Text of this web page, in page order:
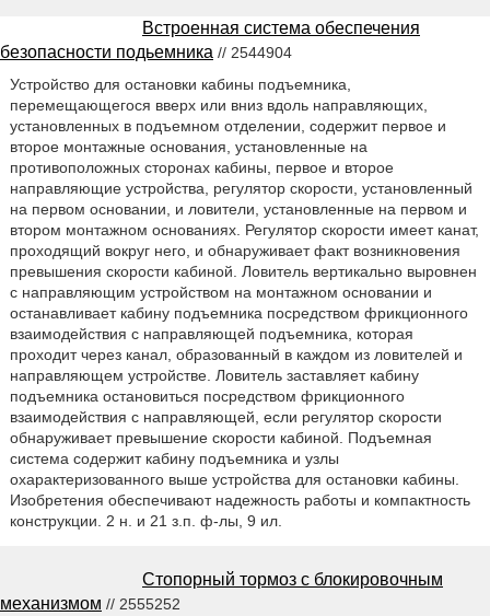
Встроенная система обеспечения
безопасности подьемника // 2544904
Устройство для остановки кабины подъемника,
перемещающегося вверх или вниз вдоль направляющих,
установленных в подъемном отделении, содержит первое и
второе монтажные основания, установленные на
противоположных сторонах кабины, первое и второе
направляющие устройства, регулятор скорости, установленный
на первом основании, и ловители, установленные на первом и
втором монтажном основаниях. Регулятор скорости имеет канат,
проходящий вокруг него, и обнаруживает факт возникновения
превышения скорости кабиной. Ловитель вертикально выровнен
с направляющим устройством на монтажном основании и
останавливает кабину подъемника посредством фрикционного
взаимодействия с направляющей подъемника, которая
проходит через канал, образованный в каждом из ловителей и
направляющем устройстве. Ловитель заставляет кабину
подъемника остановиться посредством фрикционного
взаимодействия с направляющей, если регулятор скорости
обнаруживает превышение скорости кабиной. Подъемная
система содержит кабину подъемника и узлы
охарактеризованного выше устройства для остановки кабины.
Изобретения обеспечивают надежность работы и компактность
конструкции. 2 н. и 21 з.п. ф-лы, 9 ил.
Стопорный тормоз с блокировочным
механизмом // 2555252